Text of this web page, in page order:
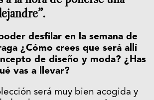
desfilar en la semana de
¿Cómo crees que será allí
de diseño y moda? ¿Has
vas a llevar?
será muy bien acogida y